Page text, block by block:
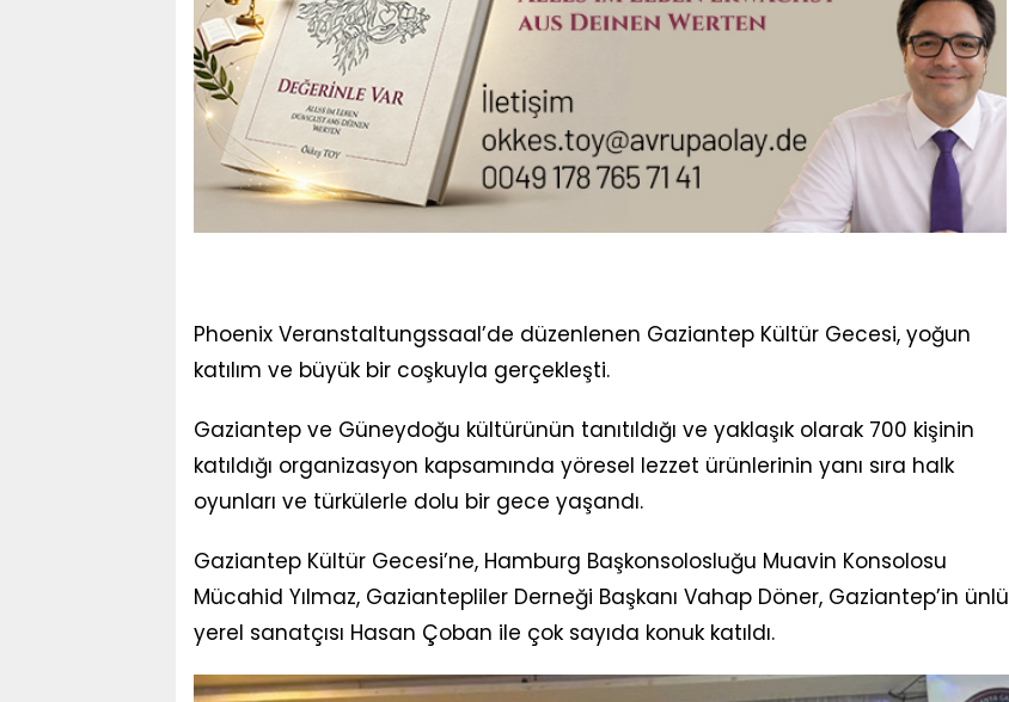
Phoenix Veranstaltungssaal’de düzenlenen Gaziantep Kültür Gecesi, yoğun
katılım ve büyük bir coşkuyla gerçekleşti.
Gaziantep ve Güneydoğu kültürünün tanıtıldığı ve yaklaşık olarak 700 kişinin
katıldığı organizasyon kapsamında yöresel lezzet ürünlerinin yanı sıra halk
oyunları ve türkülerle dolu bir gece yaşandı.
Gaziantep Kültür Gecesi’ne, Hamburg Başkonsolosluğu Muavin Konsolosu
Mücahid Yılmaz, Gaziantepliler Derneği Başkanı Vahap Döner, Gaziantep’in ünlü
yerel sanatçısı Hasan Çoban ile çok sayıda konuk katıldı.